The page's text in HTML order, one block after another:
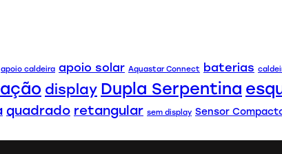
apoio caldeira apoio solar Aquastar Connect baterias
display Dupla Serpentina
quadrado retangular sem display Sensor